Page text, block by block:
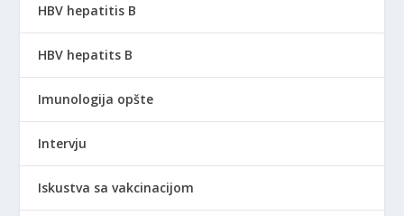
HBV hepatitis B
HBV hepatits B
Imunologija opšte
Intervju
Iskustva sa vakcinacijom